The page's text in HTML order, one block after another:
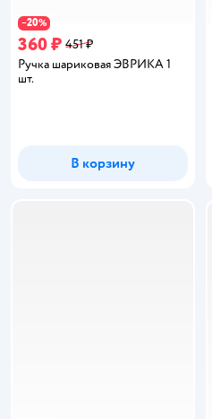
−20%
360 ₽ 451 ₽
Ручка шариковая ЭВРИКА 1
шт.
В корзину